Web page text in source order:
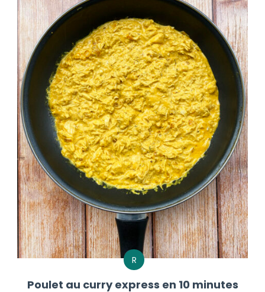
R
Poulet au curry express en 10 minutes